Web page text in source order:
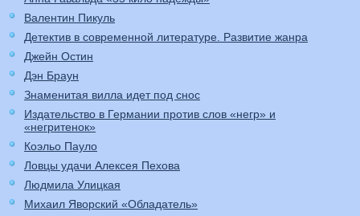
Валентин Пикуль
Детектив в современной литературе. Развитие жанра
Джейн Остин
Дэн Браун
Знаменитая вилла идет под снос
Издательство в Германии против слов «негр» и
«негритенок»
Коэльо Пауло
Ловцы удачи Алексея Пехова
Людмила Улицкая
Михаил Яворский «Обладатель»